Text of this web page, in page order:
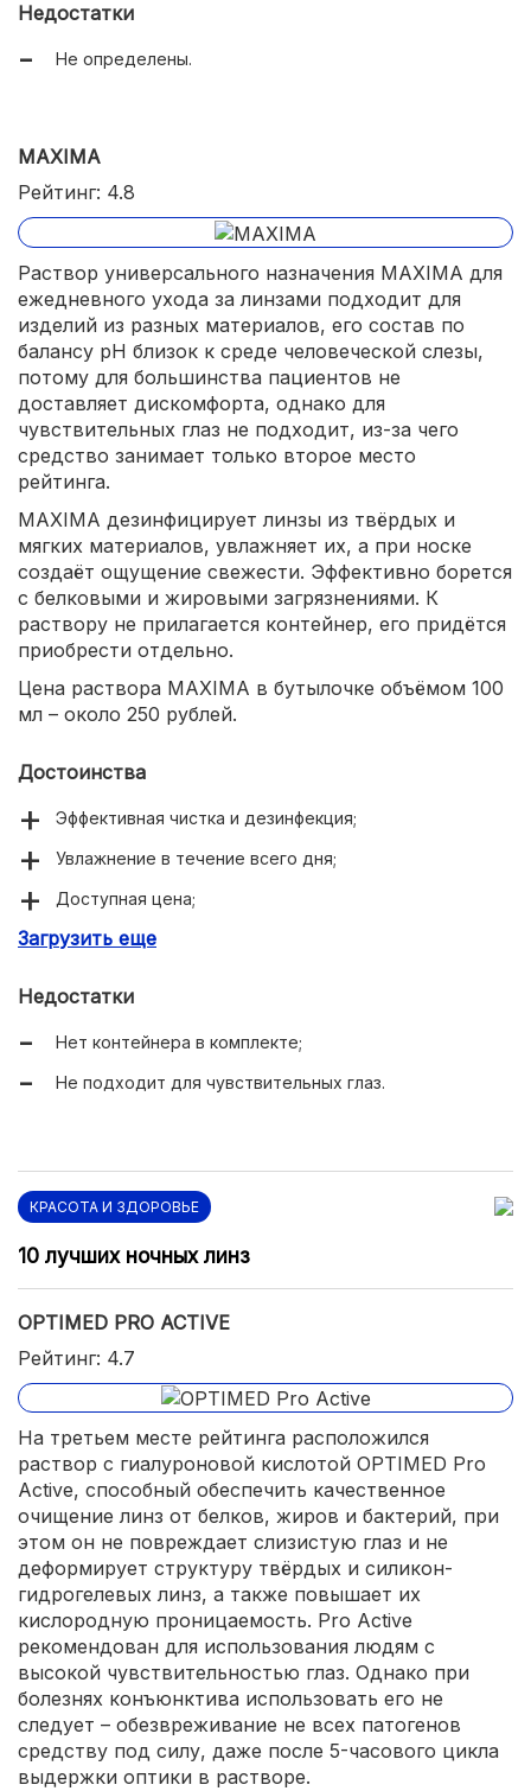
Высокая степень переносимости пациентами;
Недостатки
Не определены.
MAXIMA
Рейтинг: 4.8
Раствор универсального назначения MAXIMA для
ежедневного ухода за линзами подходит для
изделий из разных материалов, его состав по
балансу рН близок к среде человеческой слезы,
потому для большинства пациентов не
доставляет дискомфорта, однако для
чувствительных глаз не подходит, из-за чего
средство занимает только второе место
рейтинга.
MAXIMA дезинфицирует линзы из твёрдых и
мягких материалов, увлажняет их, а при носке
создаёт ощущение свежести. Эффективно борется
с белковыми и жировыми загрязнениями. К
раствору не прилагается контейнер, его придётся
приобрести отдельно.
Цена раствора MAXIMA в бутылочке объёмом 100
мл – около 250 рублей.
Достоинства
Эффективная чистка и дезинфекция;
Увлажнение в течение всего дня;
Доступная цена;
Подходит для нормальной слизистой глаз;
Загрузить еще
Недостатки
Нет контейнера в комплекте;
Не подходит для чувствительных глаз.
КРАСОТА И ЗДОРОВЬЕ
10 лучших ночных линз
OPTIMED PRO ACTIVE
Рейтинг: 4.7
На третьем месте рейтинга расположился
раствор с гиалуроновой кислотой OPTIMED Pro
Active, способный обеспечить качественное
очищение линз от белков, жиров и бактерий, при
этом он не повреждает слизистую глаз и не
деформирует структуру твёрдых и силикон-
гидрогелевых линз, а также повышает их
кислородную проницаемость. Pro Active
рекомендован для использования людям с
высокой чувствительностью глаз. Однако при
болезнях конъюнктива использовать его не
следует – обезвреживание не всех патогенов
средству под силу, даже после 5-часового цикла
выдержки оптики в растворе.